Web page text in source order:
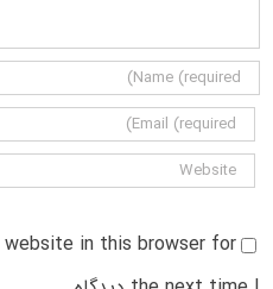
website in this browser for